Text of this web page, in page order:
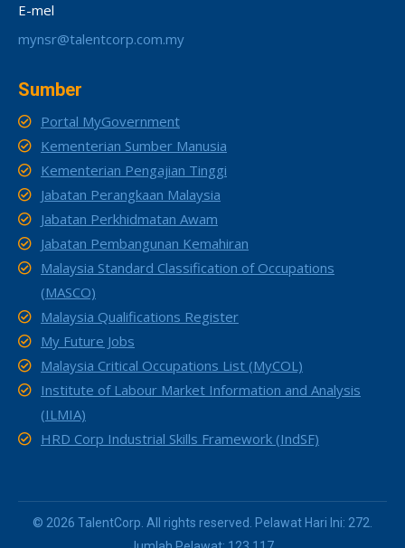
E-mel
mynsr@talentcorp.com.my
Sumber
Portal MyGovernment
Kementerian Sumber Manusia
Kementerian Pengajian Tinggi
Jabatan Perangkaan Malaysia
Jabatan Perkhidmatan Awam
Jabatan Pembangunan Kemahiran
Malaysia Standard Classification of Occupations
(MASCO)
Malaysia Qualifications Register
My Future Jobs
Malaysia Critical Occupations List (MyCOL)
Institute of Labour Market Information and Analysis
(ILMIA)
HRD Corp Industrial Skills Framework (IndSF)
© 2026 TalentCorp. All rights reserved. Pelawat Hari Ini: 272.